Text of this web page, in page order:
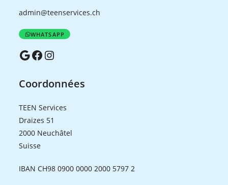
admin@teenservices.ch
WHATSAPP
GoogleFacebookInstagram
Coordonnées
TEEN Services
Draizes 51
2000 Neuchâtel
Suisse
IBAN CH98 0900 0000 2000 5797 2